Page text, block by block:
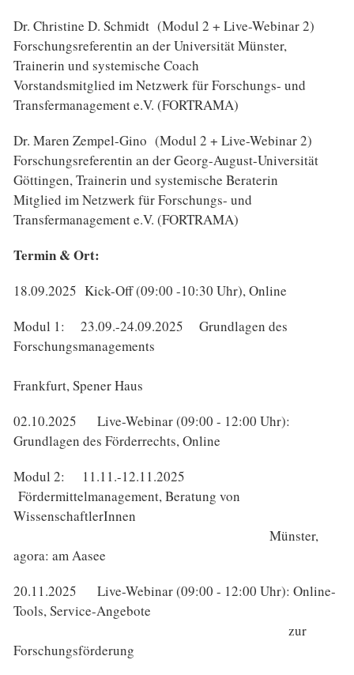
Dr. Christine D. Schmidt (Modul 2 + Live-Webinar 2)
Forschungsreferentin an der Universität Münster,
Trainerin und systemische Coach
Vorstandsmitglied im Netzwerk für Forschungs- und
Transfermanagement e.V. (FORTRAMA)
Dr. Maren Zempel-Gino (Modul 2 + Live-Webinar 2)
Forschungsreferentin an der Georg-August-Universität
Göttingen, Trainerin und systemische Beraterin
Mitglied im Netzwerk für Forschungs- und
Transfermanagement e.V. (FORTRAMA)
Termin & Ort:
18.09.2025 Kick-Off (09:00 -10:30 Uhr), Online
Modul 1: 23.09.-24.09.2025 Grundlagen des
Forschungsmanagements
Frankfurt, Spener Haus
02.10.2025 Live-Webinar (09:00 - 12:00 Uhr):
Grundlagen des Förderrechts, Online
Modul 2: 11.11.-12.11.2025
Fördermittelmanagement, Beratung von
WissenschaftlerInnen
Münster,
agora: am Aasee
20.11.2025 Live-Webinar (09:00 - 12:00 Uhr): Online-
Tools, Service-Angebote
zur
Forschungsförderung